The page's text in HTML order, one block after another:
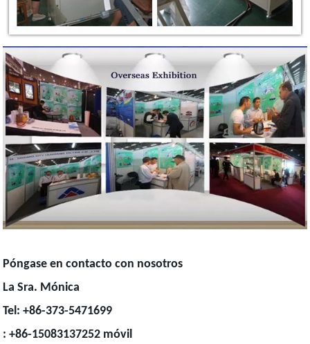
Póngase en contacto con nosotros
La Sra. Mónica
Tel: +86-373-5471699
: +86-15083137252 móvil